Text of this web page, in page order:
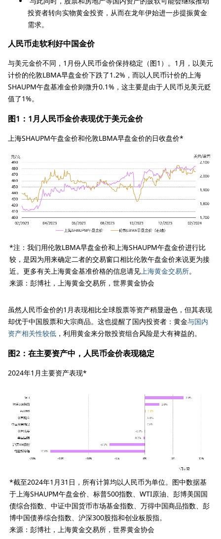
投资者转向实物黄金投资，从而在龙年伊始进一步提振黄金
需求。
人民币走软利好中国金价
与美元金价不同，1月份人民币金价保持稳定（图1）。1月，以美元
计价的伦敦LBMA早盘金价下跌了1.2%，而以人民币计价的上海
SHAUPM午盘基准金价则微升0.1%，这主要是由于人民币兑美元贬
值了1%。
图1：1月人民币金价表现优于美元金价
上海SHAUPM午盘金价和伦敦LBMA早盘金价的日收盘价*
*注：我们用伦敦LBMA早盘金价和上海SHAUPM午盘金价进行比
较，是因为用来确定二者的交易窗口相比伦敦午盘金价来说更为接
近。更多有关上海黄金基准价格的信息请见上海黄金交易所。
来源：彭博社，上海黄金交易所，世界黄金协会
虽然人民币金价的1月表现相比全球股票等资产稍显逊色，但其表现
却优于中国股票和大宗商品。这也提醒了国内投资者：黄金与国内
资产相关性较低 ，利用黄金来分散投资组合风险是大有裨益的。
图2：在主要资产中，人民币金价表现稳定
2024年1月主要资产表现*
*截至2024年1月31日，所有计算均以人民币为单位。图中数据基
于上海SHAUPM午盘金价、标普500指数、WTI原油、彭博美国国
债综合指数、中证中国货币市场基金指数、万得中国商品指数、彭
博中国债券综合指数、沪深300股指和创业板股指。
来源：彭博社，上海黄金交易所，世界黄金协会